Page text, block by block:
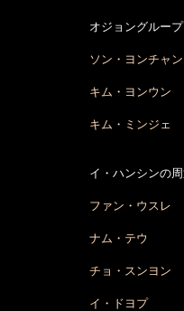
オジョングループ
ソン・ヨンチャン
キム・ヨンウン
キム・ミンジェ
イ・ハンシンの周辺
ファン・ウスレ
ナム・テウ →　
チョ・スンヨン
イ・ドヨプ →　